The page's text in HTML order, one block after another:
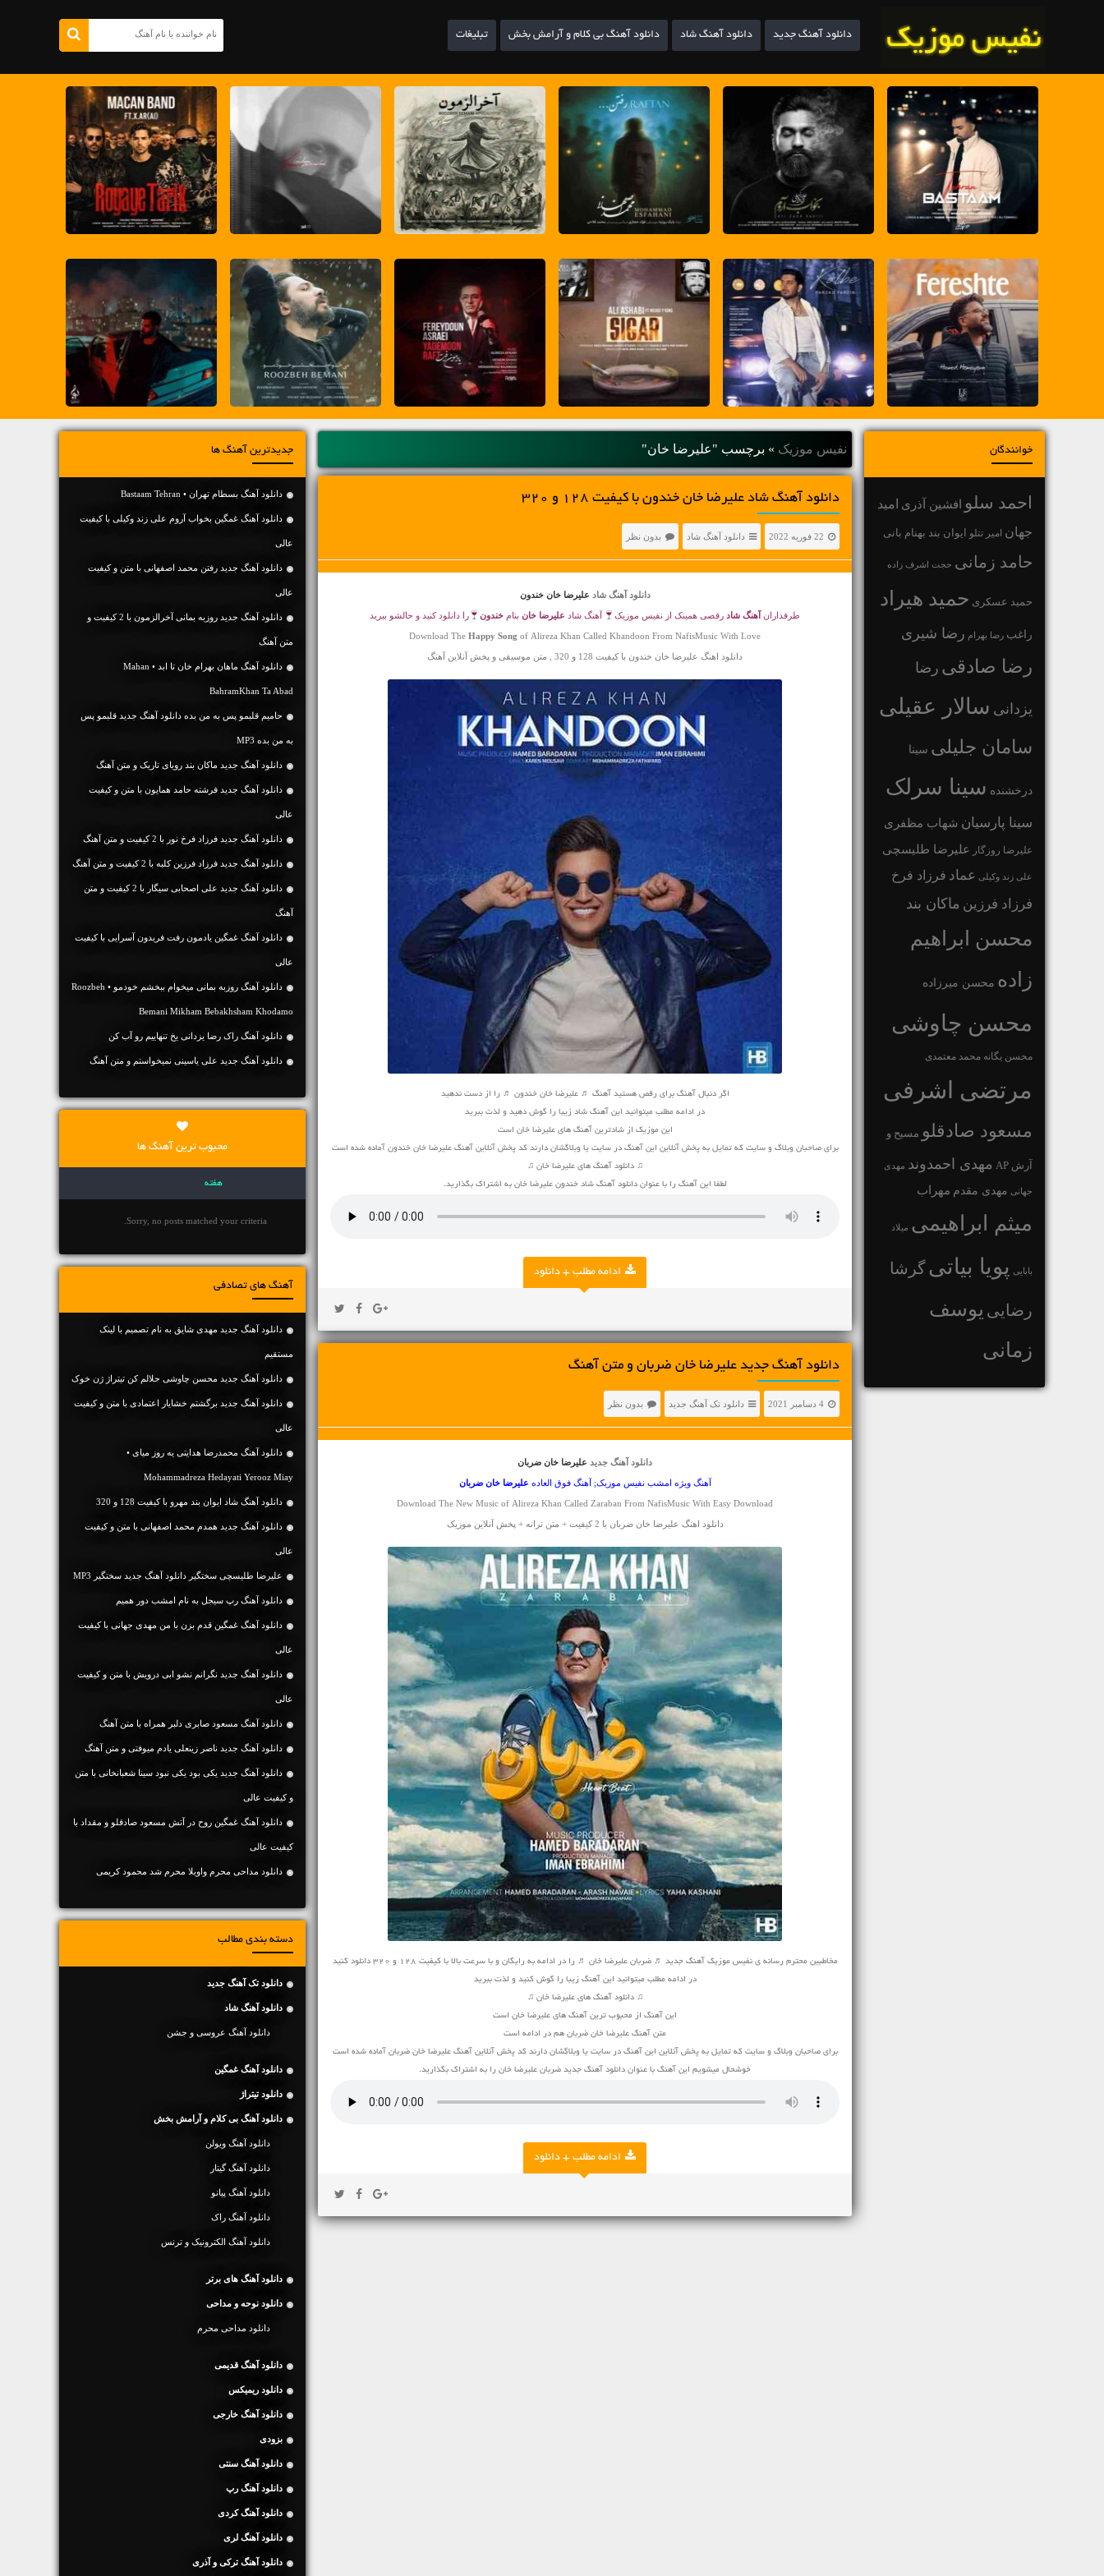
دانلود آهنگ جدید دانلود آهنگ شاد دانلود آهنگ بی کلام و آرامش بخش تبلیغات
خوانندگان
احمد سلو افشین آذری امید
جهان امیر تتلو ایوان بند بهنام بانی
حامد زمانی حجت اشرف زاده
حمید عسکری حمید هیراد
راغب رضا بهرام رضا شیری
رضا صادقی رضا
یزدانی سالار عقیلی
سامان جلیلی سینا
درخشنده سینا سرلک
سینا پارسیان شهاب مظفری
علیرضا روزگار علیرضا طلیسچی
علی زند وکیلی عماد فرزاد فرخ
فرزاد فرزین ماکان بند
محسن ابراهیم
زاده محسن میرزاده
محسن چاوشی
محسن یگانه محمد معتمدی
مرتضی اشرفی
مسعود صادقلو مسیح و
آرش AP مهدی احمدوند مهدی
جهانی مهدی مقدم مهراب
میثم ابراهیمی میلاد
بابایی پویا بیاتیگرشا
رضایی یوسف
زمانی
نفیس موزیک » برچسب "علیرضا خان"
دانلود آهنگ شاد علیرضا خان خندون با کیفیت 128 و 320
22 فوریه 2022 دانلود آهنگ شاد بدون نظر
دانلود آهنگ شاد علیرضا خان خندون
طرفداران آهنگ شادرقصی همینک از نفیس موزیک آهنگ شاد علیرضا خان بنامخندون را دانلود کنید و حالشو ببرید
Download The Happy Song of Alireza Khan Called Khandoon From NafisMusic With Love
دانلود اهنگ علیرضا خان خندون با کیفیت 128 و 320 , متن موسیقی و پخش آنلاین آهنگ
اگر دنبال آهنگ برای رقص هستید آهنگ ♬ علیرضا خان خندون ♬ را از دست ندهید
در ادامه مطلب میتوانید این آهنگ شاد زیبا را گوش دهید و لذت ببرید
این موزیک از شادترین آهنگ های علیرضا خان است
برای صاحبان وبلاگ و سایت که تمایل به پخش آنلاین این آهنگ در سایت یا وبلاگشان دارند کد پخش آنلاین آهنگ علیرضا خان خندون آماده شده است
♫ دانلود آهنگ های علیرضا خان ♫
لطفا این آهنگ را با عنوان دانلود آهنگ شاد خندون علیرضا خان به اشتراک بگذارید.
ادامه مطلب + دانلود
دانلود آهنگ جديد علیرضا خان ضربان و متن آهنگ
4 دسامبر 2021 دانلود تک آهنگ جدید بدون نظر
دانلود آهنگ جدید علیرضا خان ضربان
آهنگ ویژه امشب نفیس موزیک; آهنگ فوق العاده علیرضا خان ضربان
Download The New Music of Alireza Khan Called Zaraban From NafisMusic With Easy Download
دانلود اهنگ علیرضا خان ضربان با 2 کیفیت + متن ترانه + پخش آنلاین موزیک
مخاطبین محترم رسانه ی نفیس موزیک آهنگ جدید ♬ ضربان علیرضا خان ♬ را در ادامه به رایگان و با سرعت بالا با کیفیت 128 و 320 دانلود کنید
در ادامه مطلب میتوانید این آهنگ زیبا را گوش کنید و لذت ببرید
♫ دانلود آهنگ های علیرضا خان ♫
این آهنگ از محبوب ترین آهنگ های علیرضا خان است
متن آهنگ علیرضا خان ضربان هم در ادامه است
برای صاحبان وبلاگ و سایت که تمایل به پخش آنلاین این آهنگ در سایت یا وبلاگشان دارند کد پخش آنلاین آهنگ علیرضا خان ضربان آماده شده است
خوشحال میشویم این آهنگ با عنوان دانلود آهنگ جدید ضربان علیرضا خان را به اشتراک بگذارید.
ادامه مطلب + دانلود
جدیدترین آهنگ ها
دانلود آهنگ بسطام تهران • Bastaam Tehran
دانلود آهنگ غمگین بخواب آروم علی زند وکیلی با کیفیت
عالی
دانلود آهنگ جديد رفتن محمد اصفهانی با متن و کیفیت
عالی
دانلود آهنگ جديد روزبه بمانی آخرالزمون با 2 کیفیت و
متن آهنگ
دانلود آهنگ ماهان بهرام خان تا ابد • Mahan
BahramKhan Ta Abad
حامیم قلبمو پس به من بده دانلود آهنگ جدید قلبمو پس
به من بده MP3
دانلود آهنگ جديد ماکان بند رویای تاریک و متن آهنگ
دانلود آهنگ جديد فرشته حامد همایون با متن و کیفیت
عالی
دانلود آهنگ جديد فرزاد فرخ نور با 2 کیفیت و متن آهنگ
دانلود آهنگ جديد فرزاد فرزین کلبه با 2 کیفیت و متن آهنگ
دانلود آهنگ جديد علی اصحابی سیگار با 2 کیفیت و متن
آهنگ
دانلود آهنگ غمگین یادمون رفت فریدون آسرایی با کیفیت
عالی
دانلود آهنگ روزبه بمانی میخوام ببخشم خودمو • Roozbeh
Bemani Mikham Bebakhsham Khodamo
دانلود آهنگ راک رضا یزدانی یخ تنهاییم رو آب کن
دانلود آهنگ جديد علی یاسینی نمیخواستم و متن آهنگ
محبوب ترین آهنگ ها
هفته
Sorry, no posts matched your criteria.
آهنگ های تصادفی
دانلود آهنگ جديد مهدی شایق به نام تصمیم با لینک
مستقیم
دانلود آهنگ جدید محسن چاوشی حلالم کن تیتراژ ژن خوک
دانلود آهنگ جديد برگشتم خشایار اعتمادی با متن و کیفیت
عالی
دانلود آهنگ محمدرضا هدایتی یه روز میای •
Mohammadreza Hedayati Yerooz Miay
دانلود آهنگ شاد ایوان بند مهرو با کیفیت 128 و 320
دانلود آهنگ جديد همدم محمد اصفهانی با متن و کیفیت
عالی
علیرضا طلیسچی سختگیر دانلود آهنگ جدید سختگیر MP3
دانلود آهنگ رپ سیجل به نام امشب دور همیم
دانلود آهنگ غمگین قدم بزن با من مهدی جهانی با کیفیت
عالی
دانلود آهنگ جديد نگرانم نشو ابی درویش با متن و کیفیت
عالی
دانلود آهنگ مسعود صابری دلبر همراه با متن آهنگ
دانلود آهنگ جديد ناصر زینعلی یادم میوفتی و متن آهنگ
دانلود آهنگ جديد یکی بود یکی نبود سینا شعبانخانی با متن
و کیفیت عالی
دانلود آهنگ غمگین روح در آتش مسعود صادقلو و مقداد با
کیفیت عالی
دانلود مداحی محرم واویلا محرم شد محمود کریمی
دسته بندی مطالب
دانلود تک آهنگ جدید
دانلود آهنگ شاد
دانلود آهنگ عروسی و جشن
دانلود آهنگ غمگین
دانلود تیتراژ
دانلود آهنگ بی کلام و آرامش بخش
دانلود آهنگ ویولن
دانلود آهنگ گیتار
دانلود آهنگ پیانو
دانلود آهنگ راک
دانلود آهنگ الکترونیک و ترنس
دانلود آهنگ های برتر
دانلود نوحه و مداحی
دانلود مداحی محرم
دانلود آهنگ قدیمی
دانلود ریمیکس
دانلود آهنگ خارجی
بزودی
دانلود آهنگ سنتی
دانلود آهنگ رپ
دانلود آهنگ کردی
دانلود آهنگ لری
دانلود آهنگ ترکی و آذری